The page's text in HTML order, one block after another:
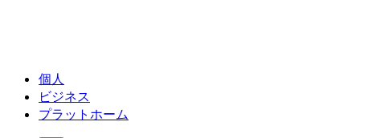
個人
ビジネス
プラットホーム